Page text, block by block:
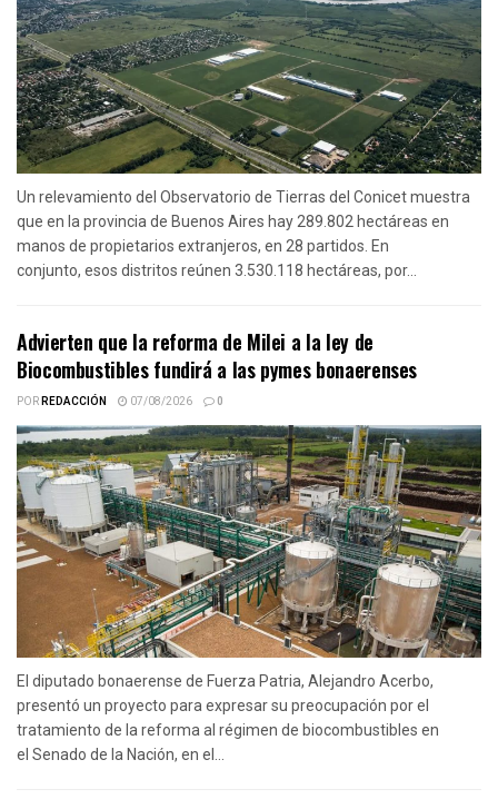
Un relevamiento del Observatorio de Tierras del Conicet muestra
que en la provincia de Buenos Aires hay 289.802 hectáreas en
manos de propietarios extranjeros, en 28 partidos. En
conjunto, esos distritos reúnen 3.530.118 hectáreas, por...
Advierten que la reforma de Milei a la ley de
Biocombustibles fundirá a las pymes bonaerenses
PORREDACCIÓN 07/08/2026 0
El diputado bonaerense de Fuerza Patria, Alejandro Acerbo,
presentó un proyecto para expresar su preocupación por el
tratamiento de la reforma al régimen de biocombustibles en
el Senado de la Nación, en el...